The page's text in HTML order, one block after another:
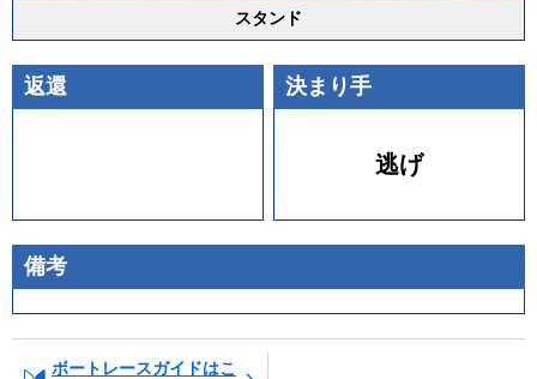
スタンド
返還 決まり手
逃げ
備考
ボートレースガイドはこ